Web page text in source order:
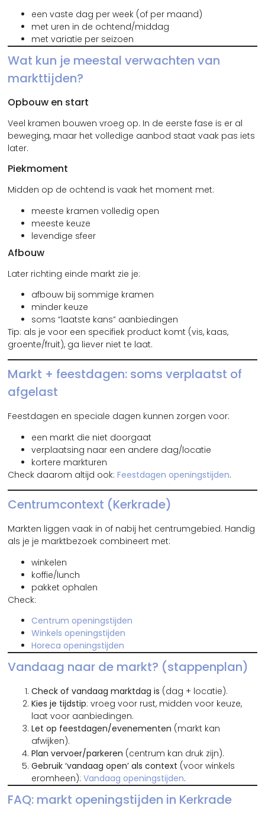
een vaste dag per week (of per maand)
met uren in de ochtend/middag
met variatie per seizoen
Wat kun je meestal verwachten van
markttijden?
Opbouw en start
Veel kramen bouwen vroeg op. In de eerste fase is er al
beweging, maar het volledige aanbod staat vaak pas iets
later.
Piekmoment
Midden op de ochtend is vaak het moment met:
meeste kramen volledig open
meeste keuze
levendige sfeer
Afbouw
Later richting einde markt zie je:
afbouw bij sommige kramen
minder keuze
soms “laatste kans” aanbiedingen
Tip: als je voor een specifiek product komt (vis, kaas,
groente/fruit), ga liever niet te laat.
Markt + feestdagen: soms verplaatst of
afgelast
Feestdagen en speciale dagen kunnen zorgen voor:
een markt die niet doorgaat
verplaatsing naar een andere dag/locatie
kortere markturen
Check daarom altijd ook:Feestdagen openingstijden.
Centrumcontext (Kerkrade)
Markten liggen vaak in of nabij het centrumgebied. Handig
als je je marktbezoek combineert met:
winkelen
koffie/lunch
pakket ophalen
Check:
Centrum openingstijden
Winkels openingstijden
Horeca openingstijden
Vandaag naar de markt? (stappenplan)
Check of vandaag marktdag is (dag + locatie).
Kies je tijdstip: vroeg voor rust, midden voor keuze,
laat voor aanbiedingen.
Let op feestdagen/evenementen (markt kan
afwijken).
Plan vervoer/parkeren (centrum kan druk zijn).
Gebruik ‘vandaag open’ als context (voor winkels
eromheen):Vandaag openingstijden.
FAQ: markt openingstijden in Kerkrade